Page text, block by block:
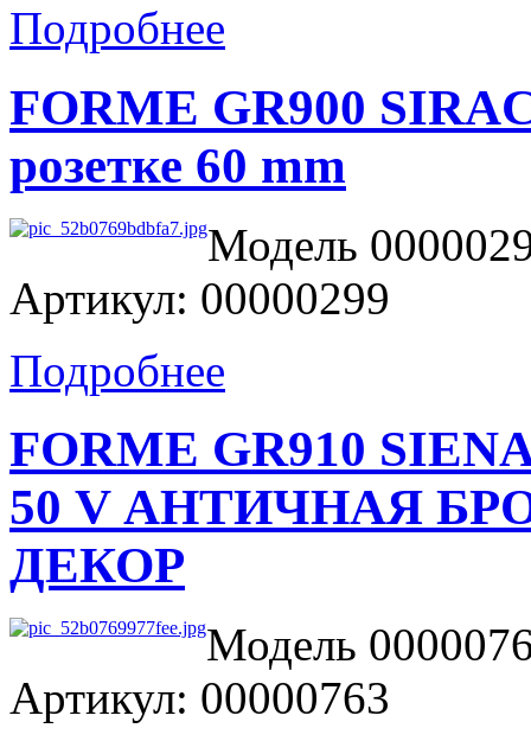
Подробнее
FORME GR900
розетке 60 mm
Модель
Артикул: 00000299
Подробнее
FORME GR910
50 V АНТИЧНАЯ
ДЕКОР
Модель
Артикул: 00000763